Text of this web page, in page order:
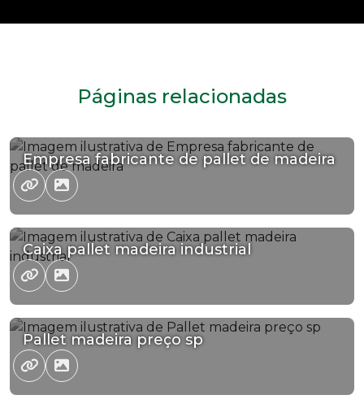
Páginas relacionadas
Empresa fabricante de pallet de madeira
Caixa pallet madeira industrial
Pallet madeira preço sp